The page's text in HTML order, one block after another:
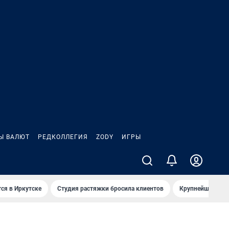
ВАЛЮТ РЕДКОЛЛЕГИЯ ZODY ИГРЫ
в Иркутске Студия растяжки бросила клиентов Крупнейшие